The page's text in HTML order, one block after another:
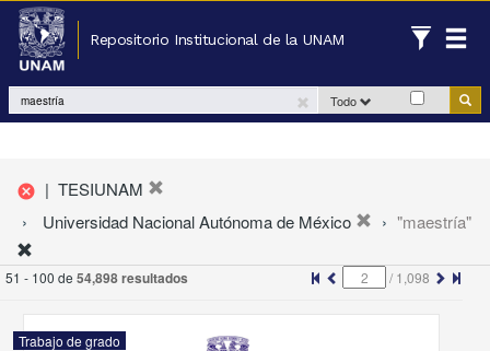
Repositorio Institucional de la UNAM
Todo
cancel | TESIUNAM
Universidad Nacional Autónoma de México
"maestría"
51 - 100 de 54,898 resultados /1,098
Trabajo de grado